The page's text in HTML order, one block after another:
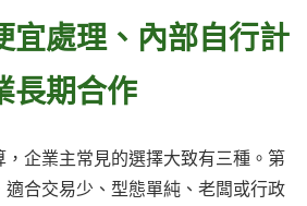
宜處理、內部自行計
長期合作
企業主常見的選擇大致有三種。第
合交易少、型態單純、老闆或行政